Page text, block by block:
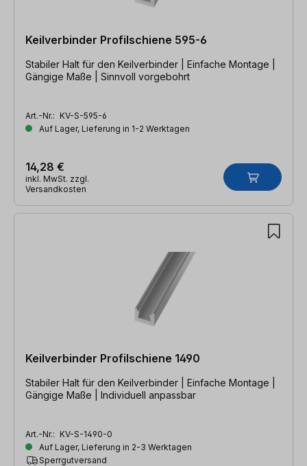
Keilverbinder Profilschiene 595-6
Stabiler Halt für den Keilverbinder | Einfache Montage |
Gängige Maße | Sinnvoll vorgebohrt
Art.-Nr.: KV-S-595-6
Auf Lager, Lieferung in 1-2 Werktagen
14,28 €
inkl. MwSt. zzgl.
Versandkosten
Keilverbinder Profilschiene 1490
Stabiler Halt für den Keilverbinder | Einfache Montage |
Gängige Maße | Individuell anpassbar
Art.-Nr.: KV-S-1490-0
Auf Lager, Lieferung in 2-3 Werktagen
Sperrgutversand